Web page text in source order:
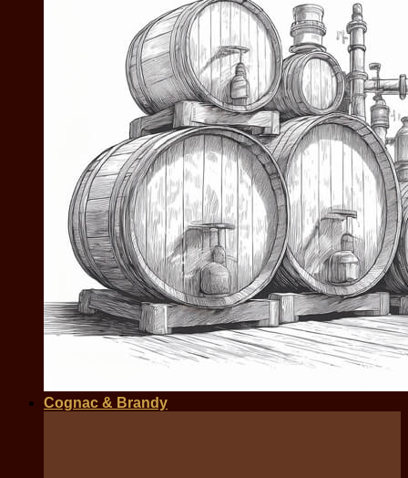
Cognac & Brandy